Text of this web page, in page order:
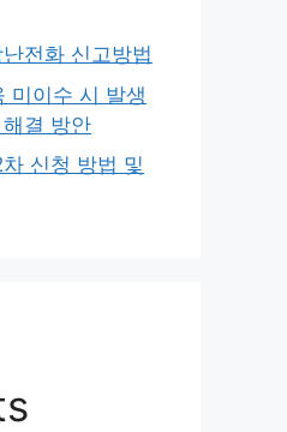
전화 신고방법
미이수 시 발생
결 방안
신청 방법 및